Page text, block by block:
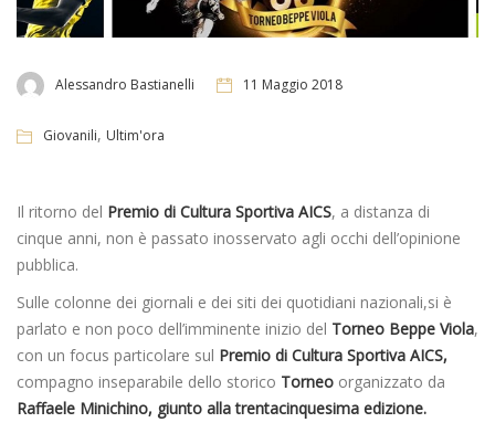
Alessandro Bastianelli 11 Maggio 2018
Giovanili, Ultim'ora
Il ritorno del Premio di Cultura Sportiva AICS, a distanza di
cinque anni, non è passato inosservato agli occhi dell’opinione
pubblica.
Sulle colonne dei giornali e dei siti dei quotidiani nazionali,si è
parlato e non poco dell’imminente inizio del Torneo Beppe Viola,
con un focus particolare sul Premio di Cultura Sportiva AICS,
compagno inseparabile dello storico Torneo organizzato da
Raffaele Minichino, giunto alla trentacinquesima edizione.